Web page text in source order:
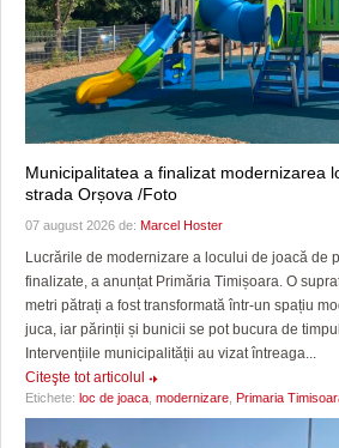
Municipalitatea a finalizat modernizarea
strada Orșova /Foto
07 august 2026 de: Marcel Hoster
Lucrările de modernizare a locului de joacă de
finalizate, a anunțat Primăria Timișoara. O
metri pătrați a fost transformată într-un spațiu
juca, iar părinții și bunicii se pot bucura de
Intervențiile municipalității au vizat întreaga...
Citeşte tot articolul
Etichete: loc de joaca modernizare Primaria